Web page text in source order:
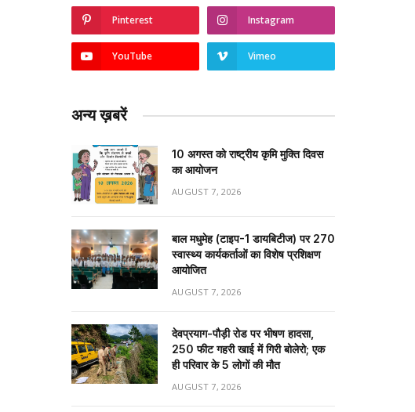
Pinterest Instagram
YouTube Vimeo
अन्य ख़बरें
10 अगस्त को राष्ट्रीय कृमि मुक्ति दिवस
का आयोजन
AUGUST 7, 2026
बाल मधुमेह (टाइप-1 डायबिटीज) पर 270
स्वास्थ्य कार्यकर्ताओं का विशेष प्रशिक्षण
आयोजित
AUGUST 7, 2026
देवप्रयाग-पौड़ी रोड पर भीषण हादसा,
250 फीट गहरी खाई में गिरी बोलेरो; एक
ही परिवार के 5 लोगों की मौत
AUGUST 7, 2026